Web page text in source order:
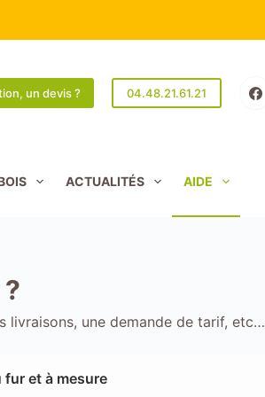
un devis ? 04.48.21.61.21
ACTUALITÉS AIDE
livraisons, une demande de tarif, etc…
et à mesure